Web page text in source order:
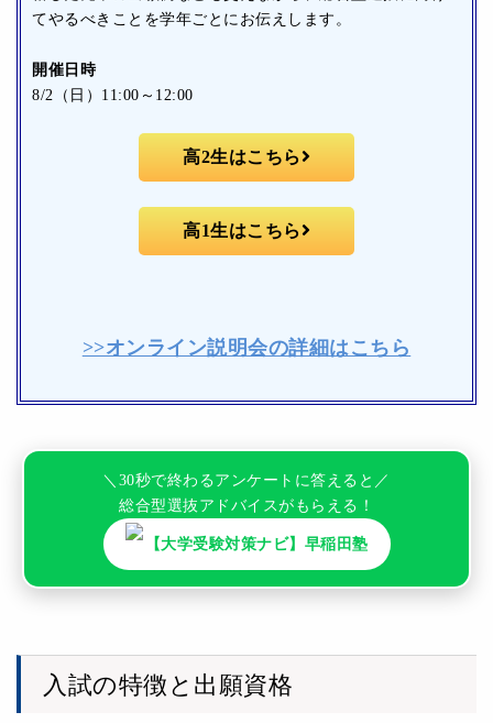
てやるべきことを学年ごとにお伝えします。
開催日時
8/2（日）11:00～12:00
高2生はこちら
高1生はこちら
>>オンライン説明会の詳細はこちら
＼30秒で終わるアンケートに答えると／
総合型選抜アドバイスがもらえる！
【大学受験対策ナビ】早稲田塾
入試の特徴と出願資格